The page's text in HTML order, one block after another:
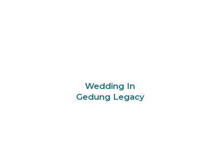
Wedding In
Gedung Legacy